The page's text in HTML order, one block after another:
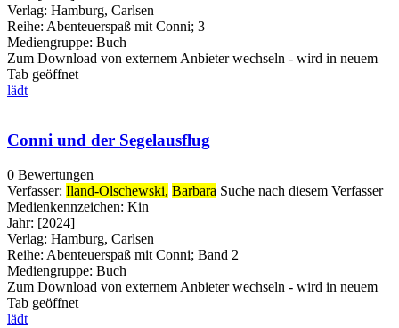
Verlag: Hamburg, Carlsen
Reihe: Abenteuerspaß mit Conni; 3
Mediengruppe: Buch
Zum Download von externem Anbieter wechseln - wird in neuem
Tab geöffnet
lädt
Conni und der Segelausflug
0 Bewertungen
Verfasser: Iland-Olschewski, Barbara Suche nach diesem Verfasser
Medienkennzeichen: Kin
Jahr: [2024]
Verlag: Hamburg, Carlsen
Reihe: Abenteuerspaß mit Conni; Band 2
Mediengruppe: Buch
Zum Download von externem Anbieter wechseln - wird in neuem
Tab geöffnet
lädt